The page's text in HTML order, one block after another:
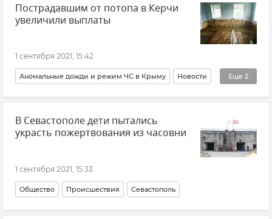
Пострадавшим от потопа в Керчи
увеличили выплаты
1 сентября 2021, 15:42
Еще 2
Аномальные дожди и режим ЧС в Крыму Новости
Общество Керчь
В Севастополе дети пытались
украсть пожертвования из часовни
1 сентября 2021, 15:33
Общество Происшествия Севастополь